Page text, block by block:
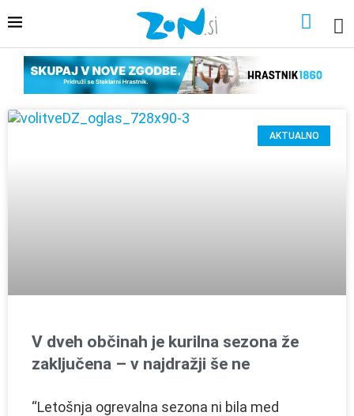
AKTUALNO
V dveh občinah je kurilna sezona že
zaključena – v najdražji še ne
“Letošnja ogrevalna sezona ni bila med